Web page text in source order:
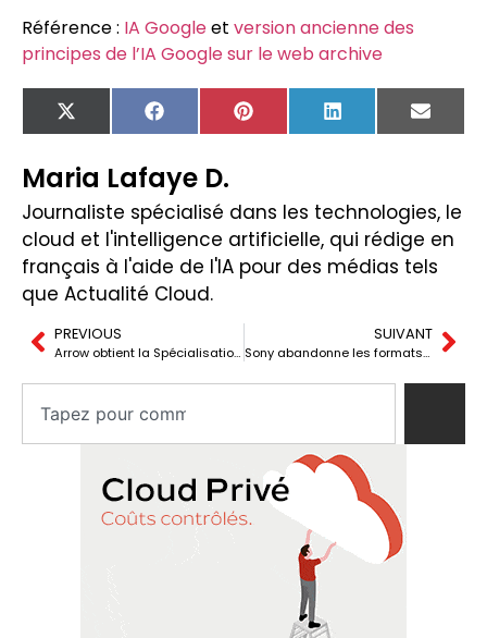
Référence : IA Googleet version ancienne des
principes de l’IA Google sur le web archive
X
(Twitter)
FacebookPinterest LinkedIn Email
Maria Lafaye D.
Journaliste spécialisé dans les technologies, le
cloud et l'intelligence artificielle, qui rédige en
français à l'aide de l'IA pour des médias tels
que Actualité Cloud.
PREVIOUS
Arrow obtient la Spécialisation en Migration d’Infrastructure et de Bases de Données vers Microsoft Azure
SUIVANT
Sony abandonne les formats physiques : la fin d’une ère menée par le Blu-ray et d’autres supports iconiques